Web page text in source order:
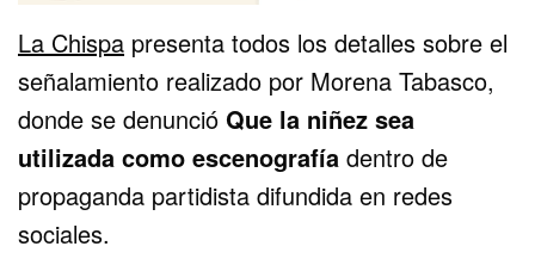
La Chispa presenta todos los detalles sobre el
señalamiento realizado por Morena Tabasco,
donde se denuncióQue la niñez sea
utilizada como escenografía dentro de
propaganda partidista difundida en redes
sociales.